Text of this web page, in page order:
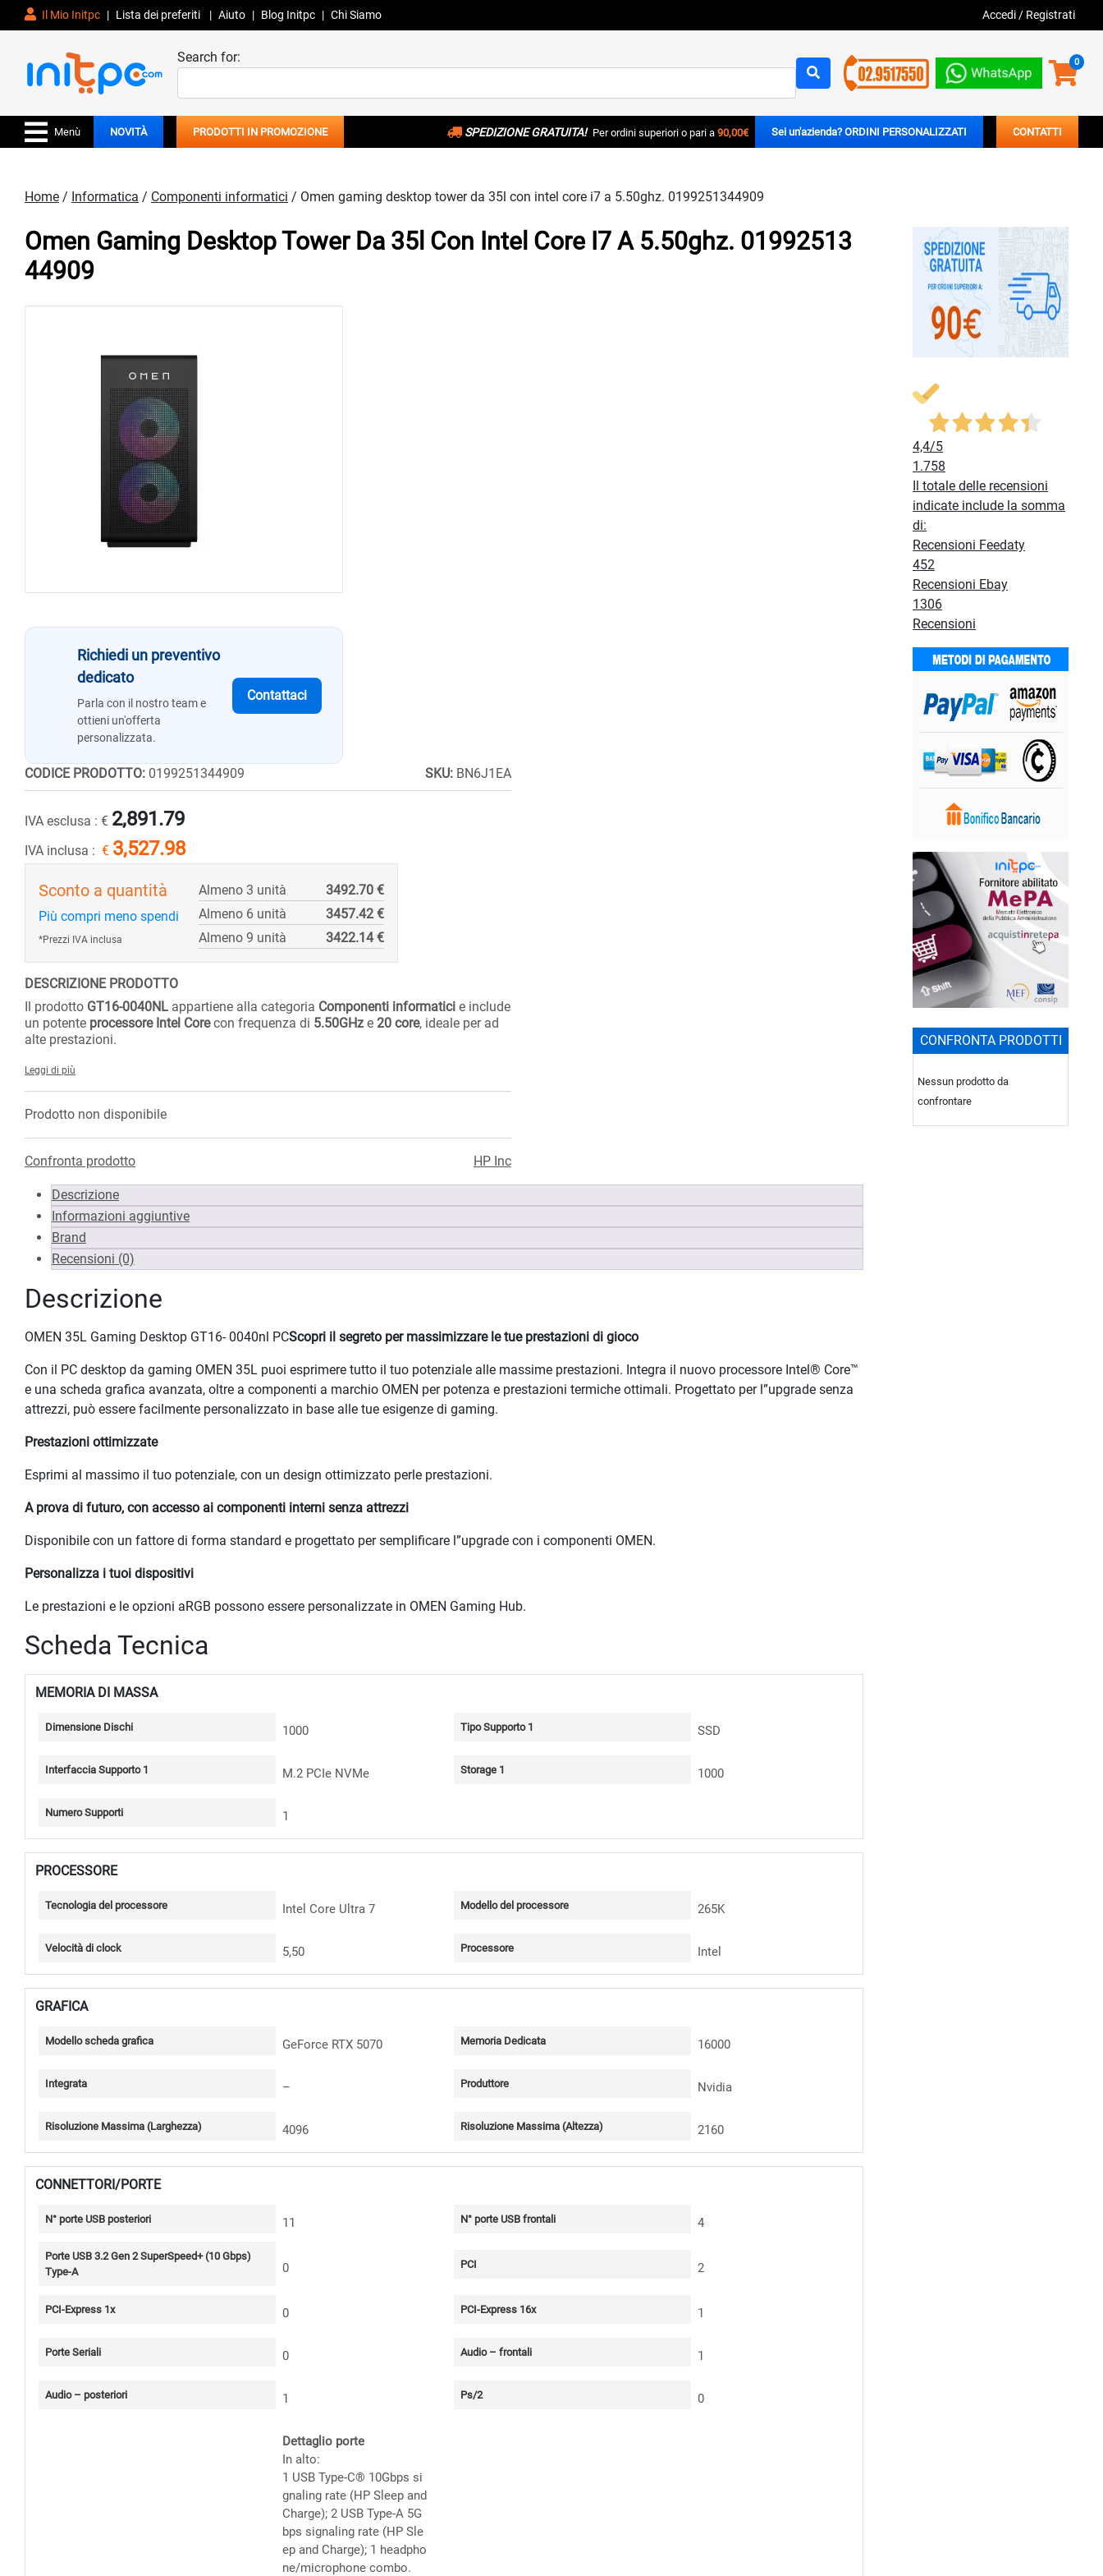
Il Mio Initpc | Lista dei preferiti | Aiuto | Blog Initpc | Chi Siamo Accedi / Registrati
Search for: 0
Menù NOVITÀ PRODOTTI IN PROMOZIONE SPEDIZIONE GRATUITA! Per ordini superiori o pari a 90,00€ Sei un'azienda? ORDINI PERSONALIZZATI CONTATTI
Home / Informatica / Componenti informatici / Omen gaming desktop tower da 35l con intel core i7 a 5.50ghz. 0199251344909
Omen Gaming Desktop Tower Da 35l Con Intel Core I7 A 5.50ghz. 01992513
44909
Richiedi un preventivo
dedicato
Parla con il nostro team e
ottieni un'offerta
personalizzata.
Contattaci
CODICE PRODOTTO: 0199251344909 SKU: BN6J1EA
IVA esclusa : € 2,891.79
IVA inclusa : € 3,527.98
Sconto a quantità
Più compri meno spendi
*Prezzi IVA inclusa
Almeno 3 unità
3492.70 €
Almeno 6 unità
3457.42 €
Almeno 9 unità
3422.14 €
DESCRIZIONE PRODOTTO
Il prodotto GT16-0040NL appartiene alla categoria Componenti informatici e include
un potente processore Intel Corecon frequenza di 5.50GHz e 20 core, ideale per ad
alte prestazioni.
Leggi di più
Prodotto non disponibile
Confronta prodotto HP Inc
Descrizione
Informazioni aggiuntive
Brand
Recensioni (0)
Descrizione
OMEN 35L Gaming Desktop GT16- 0040nl PCScopri il segreto per massimizzare le tue prestazioni di gioco
Con il PC desktop da gaming OMEN 35L puoi esprimere tutto il tuo potenziale alle massime prestazioni. Integra il nuovo processore Intel® Core™
e una scheda grafica avanzata, oltre a componenti a marchio OMEN per potenza e prestazioni termiche ottimali. Progettato per l”upgrade senza
attrezzi, può essere facilmente personalizzato in base alle tue esigenze di gaming.
Prestazioni ottimizzate
Esprimi al massimo il tuo potenziale, con un design ottimizzato perle prestazioni.
A prova di futuro, con accesso ai componenti interni senza attrezzi
Disponibile con un fattore di forma standard e progettato per semplificare l”upgrade con i componenti OMEN.
Personalizza i tuoi dispositivi
Le prestazioni e le opzioni aRGB possono essere personalizzate in OMEN Gaming Hub.
Scheda Tecnica
MEMORIA DI MASSA
Dimensione Dischi 1000 Tipo Supporto 1 SSD
Interfaccia Supporto 1 M.2 PCIe NVMe Storage 1 1000
Numero Supporti 1
PROCESSORE
Tecnologia del processore Intel Core Ultra 7 Modello del processore 265K
Velocità di clock 5,50 Processore Intel
GRAFICA
Modello scheda grafica GeForce RTX 5070 Memoria Dedicata 16000
Integrata – Produttore Nvidia
Risoluzione Massima (Larghezza) 4096 Risoluzione Massima (Altezza) 2160
CONNETTORI/PORTE
N° porte USB posteriori 11 N° porte USB frontali 4
Porte USB 3.2 Gen 2 SuperSpeed+ (10 Gbps)
Type-A
0 PCI 2
PCI-Express 1x 0 PCI-Express 16x 1
Porte Seriali 0 Audio – frontali 1
Audio – posteriori 1 Ps/2 0
Dettaglio porte
In alto:
1 USB Type-C® 10Gbps si
gnaling rate (HP Sleep and
Charge); 2 USB Type-A 5G
bps signaling rate (HP Sle
ep and Charge); 1 headpho
ne/microphone combo.
4,4/5
1.758
Il totale delle recensioni
indicate include la somma
di:
Recensioni Feedaty
452
Recensioni Ebay
1306
Recensioni
CONFRONTA PRODOTTI
Nessun prodotto da
confrontare